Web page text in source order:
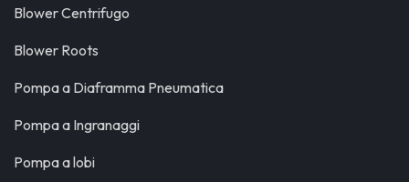
Blower Centrifugo
Blower Roots
Pompa a Diaframma Pneumatica
Pompa a Ingranaggi
Pompa a lobi